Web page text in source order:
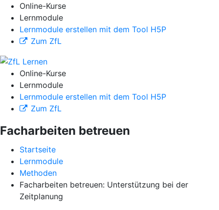
Online-Kurse
Lernmodule
Lernmodule erstellen mit dem Tool H5P
Zum ZfL
Online-Kurse
Lernmodule
Lernmodule erstellen mit dem Tool H5P
Zum ZfL
Facharbeiten betreuen
Startseite
Lernmodule
Methoden
Facharbeiten betreuen: Unterstützung bei der
Zeitplanung